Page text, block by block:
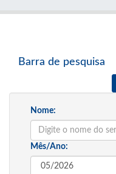
Barra de pesquisa
Nome:
Mês/Ano: